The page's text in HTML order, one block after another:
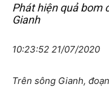
Phát hiện quả bom
Gianh
10:23:52 21/07/2020
Trên sông Gianh,